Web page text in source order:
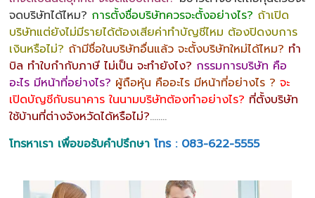
จดบริษัทได้ไหม? การตั้งชื่อบริษัทควรจะตั้งอย่างไร? ถ้าเปิด
บริษัทแต่ยังไม่มีรายได้ต้องเสียค่าทำบัญชีไหม ต้องปิดงบการ
เงินหรือไม่? ถ้ามีชื่อในบริษัทอื่นแล้ว จะตั้งบริษัทใหม่ได้ไหม? ทำ
บิล ทำใบกำกับภาษี ไม่เป็น จะทำยังไง? กรรมการบริษัท คือ
อะไร มีหน้าที่อย่างไร? ผู้ถือหุ้น คืออะไร มีหน้าที่อย่างไร ? จะ
เปิดบัญชีกับธนาคาร ในนามบริษัทต้องทำอย่างไร? ที่ตั้งบริษัท
ใช้บ้านที่ต่างจังหวัดได้หรือไม่?……..
โทรหาเรา เพื่อขอรับคำปรึกษา โทร : 083-622-5555